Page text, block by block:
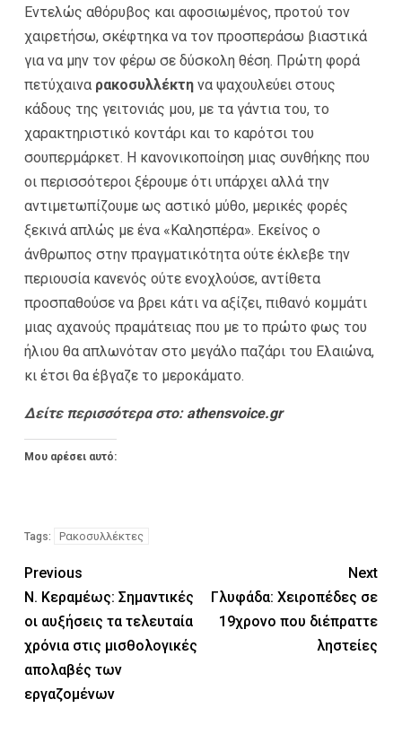
Εντελώς αθόρυβος και αφοσιωμένος, προτού τον
χαιρετήσω, σκέφτηκα να τον προσπεράσω βιαστικά
για να μην τον φέρω σε δύσκολη θέση. Πρώτη φορά
πετύχαινα ρακοσυλλέκτη να ψαχουλεύει στους
κάδους της γειτονιάς μου, με τα γάντια του, το
χαρακτηριστικό κοντάρι και το καρότσι του
σουπερμάρκετ. Η κανονικοποίηση μιας συνθήκης που
οι περισσότεροι ξέρουμε ότι υπάρχει αλλά την
αντιμετωπίζουμε ως αστικό μύθο, μερικές φορές
ξεκινά απλώς με ένα «Καλησπέρα». Εκείνος ο
άνθρωπος στην πραγματικότητα ούτε έκλεβε την
περιουσία κανενός ούτε ενοχλούσε, αντίθετα
προσπαθούσε να βρει κάτι να αξίζει, πιθανό κομμάτι
μιας αχανούς πραμάτειας που με το πρώτο φως του
ήλιου θα απλωνόταν στο μεγάλο παζάρι του Ελαιώνα,
κι έτσι θα έβγαζε το μεροκάματο.
Δείτε περισσότερα στο:athensvoice.gr
Μου αρέσει αυτό:
Tags: Ρακοσυλλέκτες
Previous
Ν. Κεραμέως: Σημαντικές
οι αυξήσεις τα τελευταία
χρόνια στις μισθολογικές
απολαβές των
εργαζομένων
Next
Γλυφάδα: Χειροπέδες σε
19χρονο που διέπραττε
ληστείες